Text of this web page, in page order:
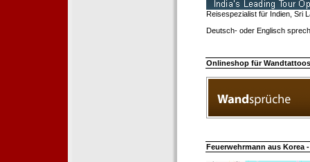
Reisespezialist für Indien, Sri
Deutsch- oder Englisch
Onlineshop für Wandtattoos
Feuerwehrmann aus Korea